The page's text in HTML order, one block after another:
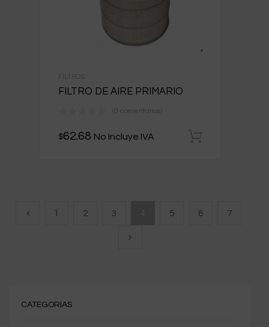
FILTRO DE AIRE PRIMARIO
(0 comentarios)
$62.68 No Incluye IVA
1 2 3 5 6 7
CATEGORIAS